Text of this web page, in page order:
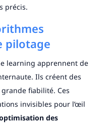
précis.
pilotage
learning apprennent de
Ils créent des
fiabilité. Ces
invisibles pour l’œil
des